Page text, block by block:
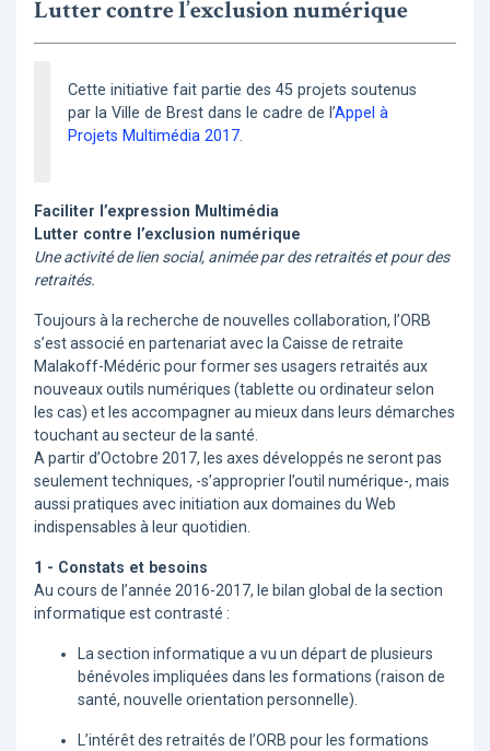
Lutter contre l’exclusion numérique
Cette initiative fait partie des 45 projets soutenus
par la Ville de Brest dans le cadre de l’Appel à
Projets Multimédia 2017.
Faciliter l’expression Multimédia
Lutter contre l’exclusion numérique
Une activité de lien social, animée par des retraités et pour des
retraités.
Toujours à la recherche de nouvelles collaboration, l’ORB
s’est associé en partenariat avec la Caisse de retraite
Malakoff-Médéric pour former ses usagers retraités aux
nouveaux outils numériques (tablette ou ordinateur selon
les cas) et les accompagner au mieux dans leurs démarches
touchant au secteur de la santé.
A partir d’Octobre 2017, les axes développés ne seront pas
seulement techniques, -s’approprier l’outil numérique-, mais
aussi pratiques avec initiation aux domaines du Web
indispensables à leur quotidien.
1 - Constats et besoins
Au cours de l’année 2016-2017, le bilan global de la section
informatique est contrasté :
La section informatique a vu un départ de plusieurs
bénévoles impliquées dans les formations (raison de
santé, nouvelle orientation personnelle).
L’intérêt des retraités de l’ORB pour les formations